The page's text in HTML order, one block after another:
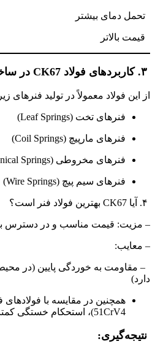
تحمل دمای بیشتر
قیمت بالاتر
از این فولاد معمولاً در تولید فنرهای
فنرهای تخت (Leaf Springs)
فنرهای مارپیچ (Coil Springs)
فنرهای مخروطی (Conical Springs)
فنرهای سیم پیچ (Wire Springs)
– مزیت: قیمت مناسب و در دسترس
– معایب:
– مقاومت به خوردگی پایین (در
دارد)
51CrV4)، استحکام خستگی کمتری دارد.
نتیجه‌گیری: